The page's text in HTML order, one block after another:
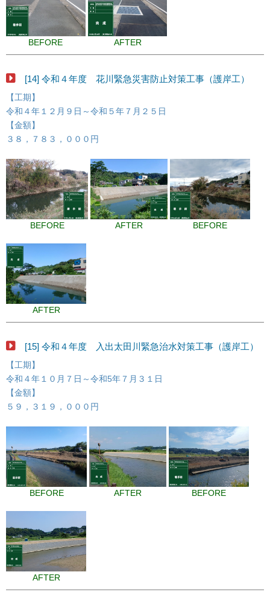
BEFORE AFTER
[14] 令和４年度 花川緊急災害防止対策工事（護岸工）
【工期】
令和４年１２月９日～令和５年７月２５日
【金額】
３８，７８３，０００円
BEFORE AFTER BEFORE
AFTER
[15] 令和４年度 入出太田川緊急治水対策工事（護岸工）
【工期】
令和４年１０月７日～令和5年７月３１日
【金額】
５９，３１９，０００円
BEFORE AFTER BEFORE
AFTER